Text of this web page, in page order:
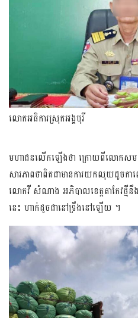
លោកអធិការស្រុកអង្គបុរី
មហាជនលើកឡើងថា ក្រោយពីលោកសម ម៉
សារភាពថាពិតជាមានការយកលុយដូច
លោកវី សំណាង អភិបាលខេត្តតាកែវថ្
នេះ ហាក់ដូចជា​នៅទ្រឹងនៅឡើយ ។